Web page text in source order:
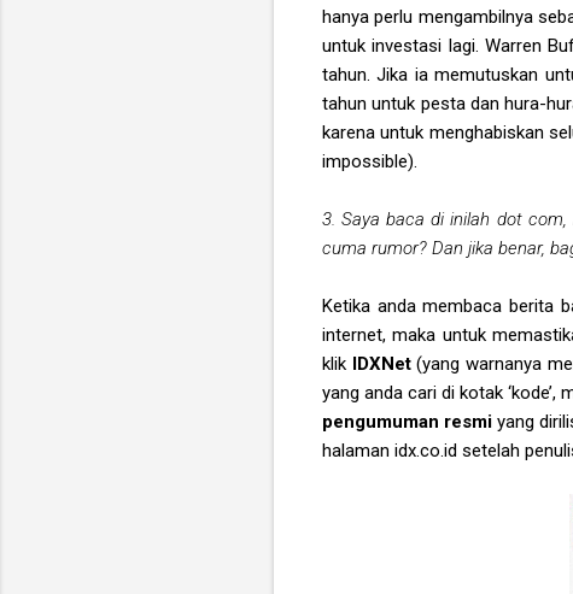
hanya perlu mengambilnya
untuk investasi lagi. Warren
tahun. Jika ia memutuskan
tahun untuk pesta dan hura-
karena untuk menghabiskan
impossible).
3. Saya baca di inilah dot com,
cuma rumor? Dan jika benar,
Ketika anda membaca berita
internet, maka untuk
klik IDXNet(yang warnanya
yang anda cari di kotak ‘kode’,
pengumuman resmi yang
halaman idx.co.id setelah